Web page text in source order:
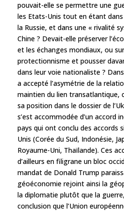
pouvait-elle se permettre une
les Etats-Unis tout en étant
la Russie, et dans une « rivalité
Chine ? Devait-elle préserver
et les échanges mondiaux, ou
protectionnisme et pousser
dans leur voie nationaliste ?
a accepté l’asymétrie de la
maintien du lien transatlantique,
sa position dans le dossier de
s’est accommodée d’un accord
pays qui ont conclu des accords
Unis (Corée du Sud, Indonésie,
Royaume-Uni, Thaïlande). Ces
d’ailleurs en filigrane un bloc
mandat de Donald Trump
géoéconomie rejoint ainsi la
la diplomatie plutôt que la
conclusion que l’Union